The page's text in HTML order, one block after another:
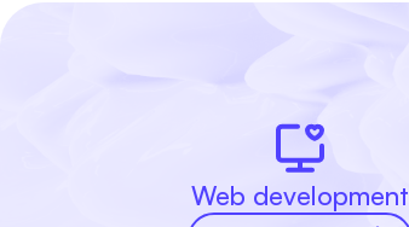
Web development